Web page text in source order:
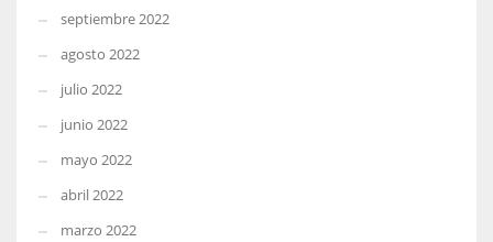
septiembre 2022
agosto 2022
julio 2022
junio 2022
mayo 2022
abril 2022
marzo 2022